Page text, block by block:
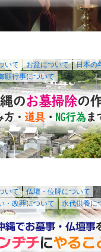
いて お盆について
日本の
願行事について
いて
仏壇・位牌について
・改葬について
永代供養に